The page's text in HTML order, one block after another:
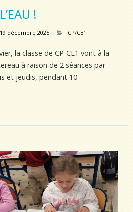
!
19 décembre 2025 CP/CE1
la classe de CP-CE1 vont à la
à raison de 2 séances par
et jeudis, pendant 10